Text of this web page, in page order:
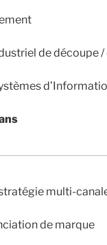
de
multi-
de marque